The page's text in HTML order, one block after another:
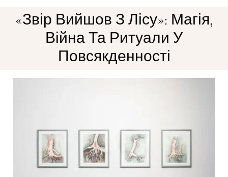
«Звір Вийшов З Лісу»: Магія,
Війна Та Ритуали У
Повсякденності